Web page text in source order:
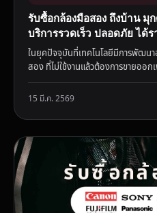
รับซื้อกล้องมือสอง ถึงบ้าน มุ
บริการรวดเร็ว ปลอดภัย ได้
ในยุคปัจจุบันที่เทคโนโลยีมีการพัฒน
สอง ที่ไม่ใช้งานแล้วต้องการขายออ
15 มี.ค. 2569